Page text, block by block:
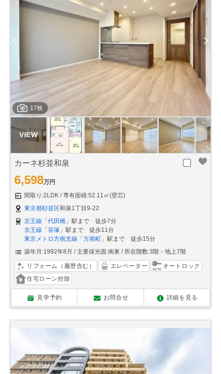
17枚
カーネ杉並和泉
6,598万円
間取り:2LDK
専有面積:52.11㎡(壁芯)
東京都杉並区和泉1丁目9-22
京王線 「代田橋 」駅まで 徒歩7分
京王線 「笹塚 」駅まで 徒歩11分
東京メトロ方南支線 「方南町 」駅まで 徒歩15分
築年月:1992年8月
主要採光面:南東 所在階数:3階・地上7階
リフォーム（履歴含む） エレベーター
オートロック
住宅ローン控除
見学予約 お問合せ 詳細を見る